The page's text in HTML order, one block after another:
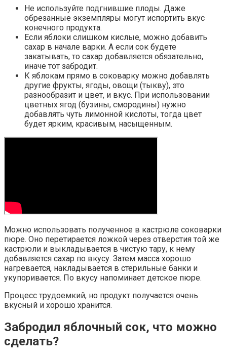
Не используйте подгнившие плоды. Даже
обрезанные экземпляры могут испортить вкус
конечного продукта.
Если яблоки слишком кислые, можно добавить
сахар в начале варки. А если сок будете
закатывать, то сахар добавляется обязательно,
иначе тот забродит.
К яблокам прямо в соковарку можно добавлять
другие фрукты, ягоды, овощи (тыкву), это
разнообразит и цвет, и вкус. При использовании
цветных ягод (бузины, смородины) нужно
добавлять чуть лимонной кислоты, тогда цвет
будет ярким, красивым, насыщенным.
Можно использовать полученное в кастрюле соковарки
пюре. Оно перетирается ложкой через отверстия той же
кастрюли и выкладывается в чистую тару, к нему
добавляется сахар по вкусу. Затем масса хорошо
нагревается, накладывается в стерильные банки и
укупоривается. По вкусу напоминает детское пюре.
Процесс трудоемкий, но продукт получается очень
вкусный и хорошо хранится.
Забродил яблочный сок, что можно
сделать?